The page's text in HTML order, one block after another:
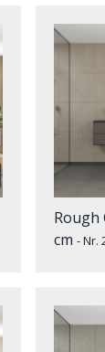
Rough
cm- Nr.